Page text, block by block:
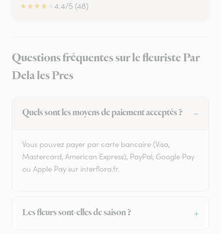
★★★★ 4.4/5 (48)
Questions fréquentes sur le fleuriste Par
Dela les Pres
Quels sont les moyens de paiement acceptés ?
Vous pouvez payer par carte bancaire (Visa,
Mastercard, American Express), PayPal, Google Pay
ou Apple Pay sur interflora.fr.
Les fleurs sont-elles de saison ?